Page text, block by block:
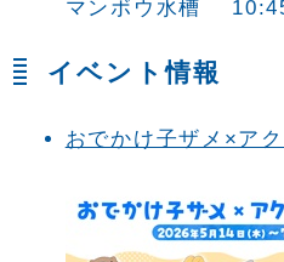
マンボウ水槽
イベント情報
おでかけ子ザメ×ア